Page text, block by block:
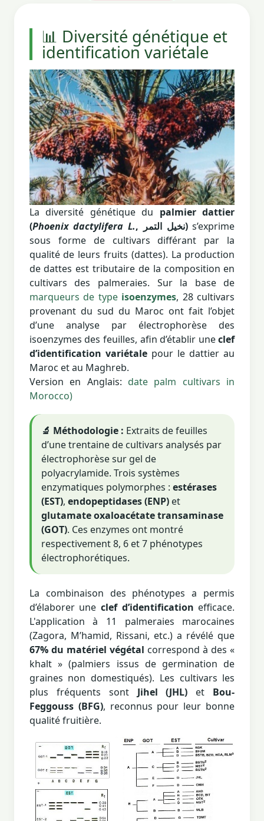
📊 Diversité génétique et
identification variétale
La diversité génétique du palmier dattier
(Phoenix dactylifera L. , نخيل التمر)s’exprime
sous forme de cultivars différant par la
qualité de leurs fruits (dattes). La production
de dattes est tributaire de la composition en
cultivars des palmeraies. Sur la base de
marqueurs de type isoenzymes, 28 cultivars
provenant du sud du Maroc ont fait l’objet
d’une analyse par électrophorèse des
isoenzymes des feuilles, afin d’établir uneclef
d’identification variétalepour le dattier au
Maroc et au Maghreb.
Version en Anglais: date palm cultivars in
Morocco)
🔬 Méthodologie : Extraits de feuilles
d’une trentaine de cultivars analysés par
électrophorèse sur gel de
polyacrylamide. Trois systèmes
enzymatiques polymorphes : estérases
(EST), endopeptidases (ENP)et
glutamate oxaloacétate transaminase
(GOT). Ces enzymes ont montré
respectivement 8, 6 et 7 phénotypes
électrophorétiques.
La combinaison des phénotypes a permis
d’élaborer une clef d’identification efficace.
L'application à 11 palmeraies marocaines
(Zagora, M’hamid, Rissani, etc.) a révélé que
67% du matériel végétal correspond à des «
khalt » (palmiers issus de germination de
graines non domestiqués). Les cultivars les
plus fréquents sont Jihel (JHL) et Bou-
Feggouss (BFG), reconnus pour leur bonne
qualité fruitière.